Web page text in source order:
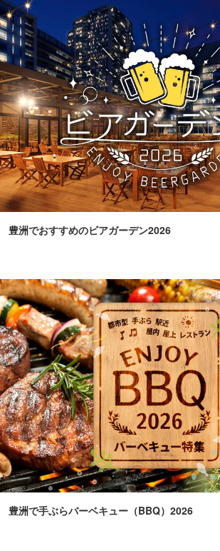
豊洲でおすすめのビアガーデン2026
豊洲で手ぶらバーベキュー（BBQ）2026